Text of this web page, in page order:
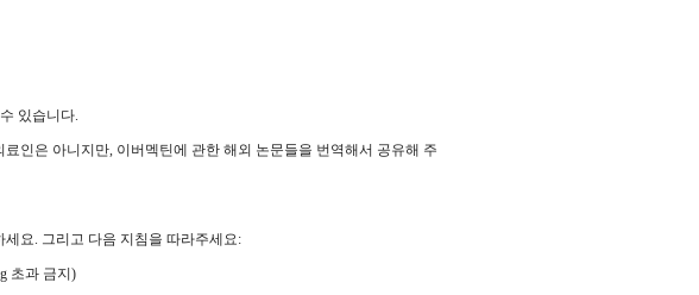
있습니다.
인은 아니지만, 이버멕틴에 관한 해외 논문들을 번역해서 공유해 주
요. 그리고 다음 지침을 따라주세요:
초과 금지)